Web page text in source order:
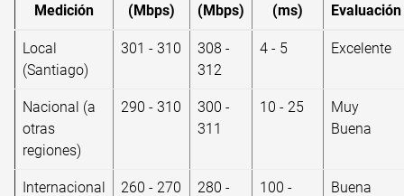
Medición
(Mbps)
(Mbps)
(ms)
Evaluación
Local
(Santiago)
301 - 310
308 -
312
4 - 5 Excelente
Nacional (a
otras
regiones)
290 - 310
300 -
311
10 - 25
Muy
Buena
Internacional
260 - 270
280 -
100 -
Buena